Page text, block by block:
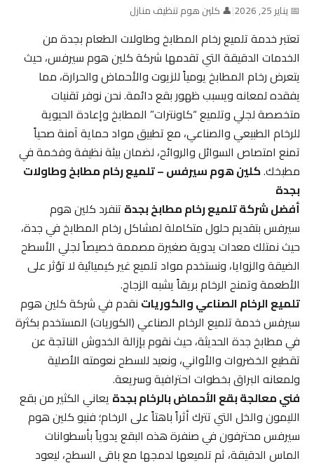
📅 يناير 25, 2026 |👤 كلين هوم تنظيف منازل
تعتبر خدمة تلميع رخام المطابخ وطاولات الطعام بجدة من
الخدمات الدقيقة التي تقدمها شركة كلين هوم سيرفس، حيث
يتعرض رخام المطابخ يومياً للزيوت والأحماض والحرارة، مما
يفقده لمعانه ويسبب ظهور بقع دائمة. نحن نوفر تقنيات
متخصصة لجلي وتلميع “كاونترات” المطابخ وإعادة الحيوية
للرخام الطبيعي والصناعي، مع تطبيق مواد حماية آمنة صحياً
تمنع امتصاص السوائل والروائح، لضمان بيئة نظيفة وفخمة في
مطبخك.كلين هوم سيرفس – تلميع رخام مطابخ وطاولات
بجدة
أفضل شركة تلميع رخام مطابخ بجدةتنفرد كلين هوم
سيرفس بتقديم حلول متكاملة لمشاكل رخام المطابخ في جدة،
حيث نمتلك معدات يدوية صغيرة مصممة خصيصاً لجلي الأسطح
الضيقة والزوايا، ونستخدم مواد تلميع غير كيميائية لا تؤثر على
الأطعمة وتمنح الرخام بريقاً يشبه الزجاج.
تلميع الرخام الصناعي والكورياتنقدم في شركة كلين هوم
سيرفس خدمة تلميع الرخام الصناعي (الكوريات) المستخدم بكثرة
في مطابخ جدة الحديثة، حيث نقوم بإزالة الخدوش الناتجة عن
تقطيع الخضروات والأواني، ونعيد للسطح نعومته الأصلية
ولمعانه البراق بخطوات احترافية وسريعة.
فني معالجة بقع الأحماض بالرخام بجدةيعاني الكثير من بقع
الليمون والخل التي تترك أثراً باهتاً على الرخام؛ فنيو كلين هوم
سيرفس محترفون في صنفرة هذه البقع يدوياً بأسطوانات
الماس الدقيقة، ثم تلميعها لدمجها مع باقي السطح، ليعود